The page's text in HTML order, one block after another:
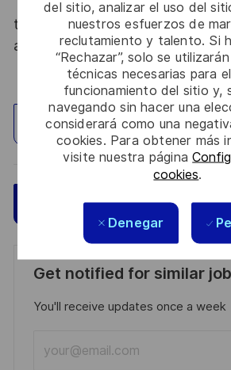
del sitio, analizar el uso del
nuestros esfuerzos de
reclutamiento y talento. Si
“Rechazar”, solo se
técnicas necesarias para
funcionamiento del sitio y,
navegando sin hacer una
considerará como una
cookies. Para obtener más
visite nuestra página
cookies.
Denegar
tous les talents. La diversité est
atout. Postulez et rejoignez
Explorar ubicación
Aplicar ahora
Get notified for similar
You'll receive updates once a week
Email